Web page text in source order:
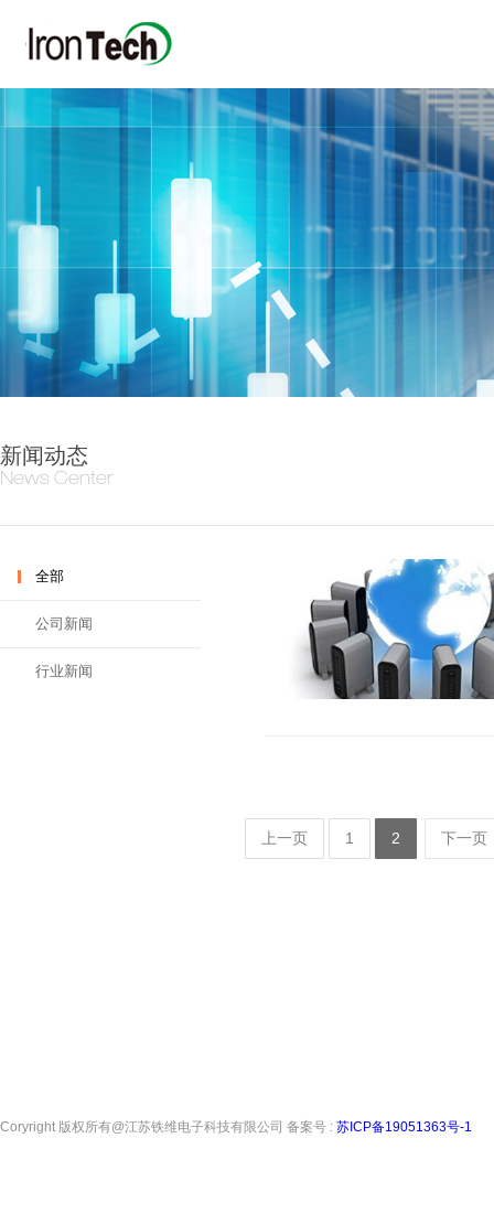
新闻动态
News Center
全部
公司新闻
行业新闻
上一页 1 2 下一页
Coryright 版权所有@江苏铁维电子科技有限公司 备案号 : 苏ICP备19051363号-1